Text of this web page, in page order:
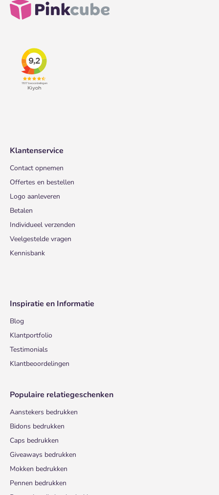
Klantenservice
Contact opnemen
Offertes en bestellen
Logo aanleveren
Betalen
Individueel verzenden
Veelgestelde vragen
Kennisbank
Inspiratie en Informatie
Blog
Klantportfolio
Testimonials
Klantbeoordelingen
Populaire relatiegeschenken
Aanstekers bedrukken
Bidons bedrukken
Caps bedrukken
Giveaways bedrukken
Mokken bedrukken
Pennen bedrukken